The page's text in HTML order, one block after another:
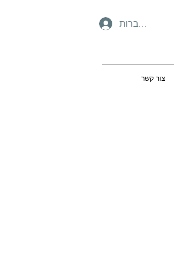
להתחברות
צור קשר